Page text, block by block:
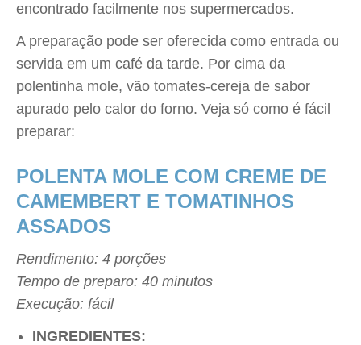
encontrado facilmente nos supermercados.
A preparação pode ser oferecida como entrada ou
servida em um café da tarde. Por cima da
polentinha mole, vão tomates-cereja de sabor
apurado pelo calor do forno. Veja só como é fácil
preparar:
POLENTA MOLE COM CREME DE
CAMEMBERT E TOMATINHOS
ASSADOS
Rendimento: 4 porções
Tempo de preparo: 40 minutos
Execução: fácil
INGREDIENTES: